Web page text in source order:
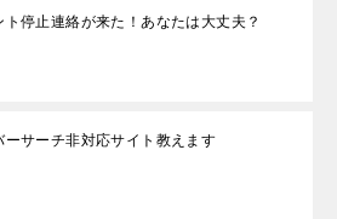
ト停止連絡が来た！あなたは大丈夫？
ーサーチ非対応サイト教えます